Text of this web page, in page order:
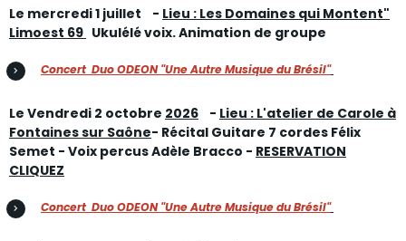
Le mercredi 1 juillet - Lieu : Les Domaines qui Montent"
Limoest 69 Ukulélé voix. Animation de groupe
Concert Duo ODEON "Une Autre Musique du Brésil"
Le Vendredi 2 octobre 2026 - Lieu : L'atelier de Carole à
Fontaines sur Saône- Récital Guitare 7 cordes Félix
Semet - Voix percus Adèle Bracco - RESERVATION
CLIQUEZ
Concert Duo ODEON "Une Autre Musique du Brésil"